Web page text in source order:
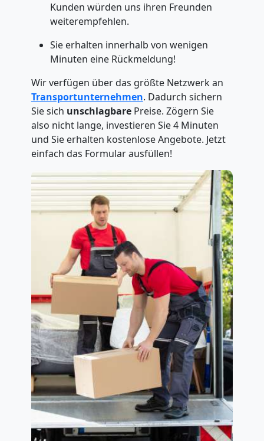
Kunden würden uns ihren Freunden
weiterempfehlen.
Sie erhalten innerhalb von wenigen
Minuten eine Rückmeldung!
Wir verfügen über das größte Netzwerk an
Transportunternehmen. Dadurch sichern
Sie sich unschlagbare Preise. Zögern Sie
also nicht lange, investieren Sie 4 Minuten
und Sie erhalten kostenlose Angebote. Jetzt
einfach das Formular ausfüllen!